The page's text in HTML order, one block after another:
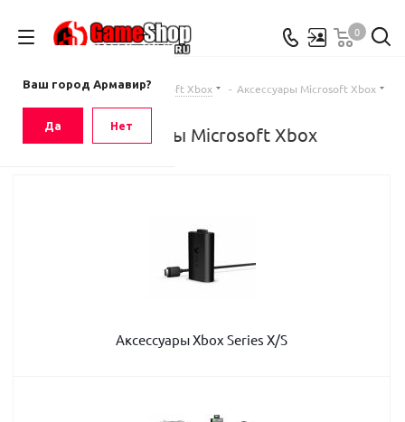
Ваш город Армавир?
Да Нет
0
Главная - Каталог - Microsoft Xbox - Аксессуары Microsoft Xbox
Аксессуары Microsoft Xbox
Аксессуары Xbox Series X/S